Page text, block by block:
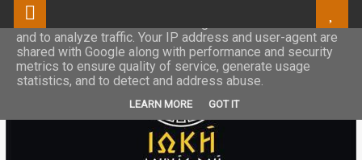
This site uses cookies from Google to deliver its services
and to analyze traffic. Your IP address and user-agent are
shared with Google along with performance and security
metrics to ensure quality of service, generate usage
statistics, and to detect and address abuse.
LEARN MORE GOT IT